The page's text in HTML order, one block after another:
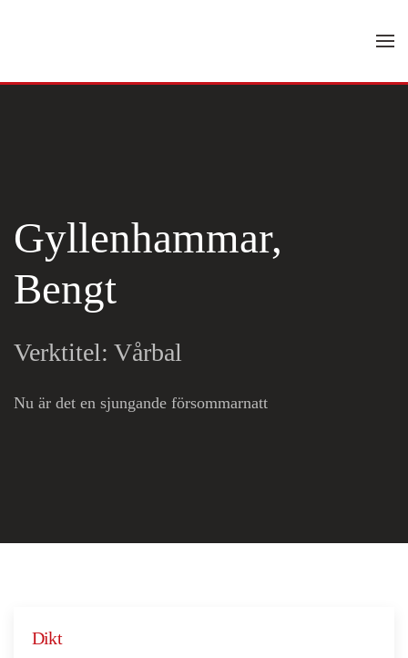
Gyllenhammar,
Bengt
Verktitel: Vårbal
Nu är det en sjungande försommarnatt
Dikt